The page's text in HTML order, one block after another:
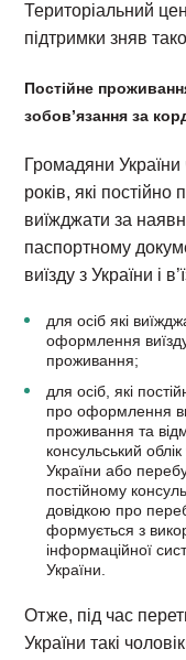
Територіальний
підтримки зняв
Постійне
зобов’язання за
Громадяни України
років, які
виїжджати за
паспортному
виїзду з України і
для осіб які
оформлення
проживання;
для осіб, які
про оформлення
проживання та
консульський
України або
постійному
довідкою про
формується з
інформаційної
України.
Отже, під час
України такі